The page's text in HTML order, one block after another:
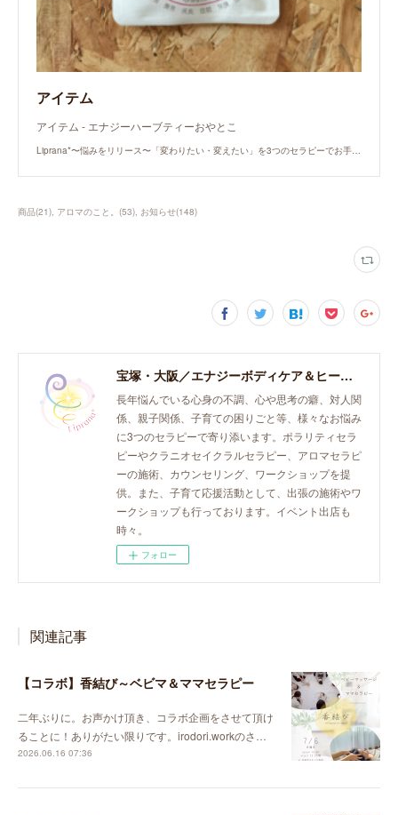
アイテム
アイテム - エナジーハーブティーおやとこ
商品(21) アロマのこと。 (53) お知らせ(148)
宝塚・大阪／エナジーボディケア＆ヒーリング「癒し、育て、らしく生きる。」おとなとこどものセラピースペース。
長年悩んでいる心身の不調、心や思考の癖、対人関
係、親子関係、子育ての困りごと等、様々なお悩み
に3つのセラピーで寄り添います。ポラリティセラ
ピーやクラニオセイクラルセラピー、アロマセラピ
ーの施術、カウンセリング、ワークショップを提
供。また、子育て応援活動として、出張の施術やワ
ークショップも行っております。イベント出店も
時々。
フォロー
関連記事
【コラボ】香結び～ベビマ＆ママセラピー
二年ぶりに。お声かけ頂き、コラボ企画をさせて頂け
ることに！ありがたい限りです。irodori.workのさ…
2026.06.16 07:36